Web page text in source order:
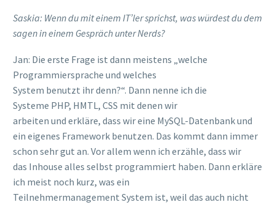
Saskia: Wenn du mit einem IT’lersprichst, was würdest dudem
sagenin einem Gespräch unter Nerds?
Jan: Die erste Frage ist dann meistens „welche
Programmiersprache und welches
System benutzt ihrdenn?“. Dann nenne ich die
Systeme PHP, HMTL, CSS mit denen wir
arbeiten und erkläre, dass wir eine MySQL-Datenbank und
ein eigenes Framework benutzen. Das kommt dann immer
schon sehr gut an. Vor allem wenn ich erzähle, dass wir
das Inhouse alles selbst programmiert haben. Dann erkläre
ich meist noch kurz, was ein
Teilnehmermanagement System ist, weil das auch nicht